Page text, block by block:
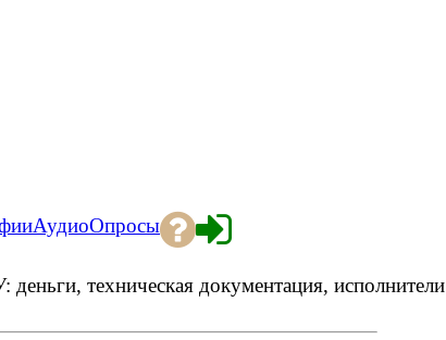
АудиоОпросы
техническая документация, исполнители